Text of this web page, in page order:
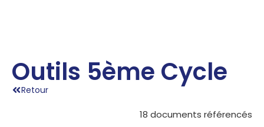
Outils 5ème Cycle
Retour
18 documents référencés